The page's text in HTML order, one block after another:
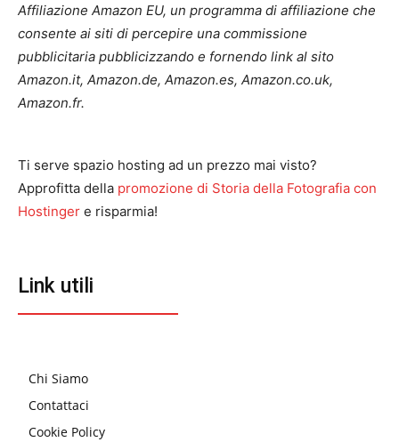
Affiliazione Amazon EU, un programma di affiliazione che
consente ai siti di percepire una commissione
pubblicitaria pubblicizzando e fornendo link al sito
Amazon.it, Amazon.de, Amazon.es, Amazon.co.uk,
Amazon.fr.
Ti serve spazio hosting ad un prezzo mai visto?
Approfitta della promozione di Storia della Fotografia con
Hostinger e risparmia!
Link utili
Chi Siamo
Contattaci
Cookie Policy